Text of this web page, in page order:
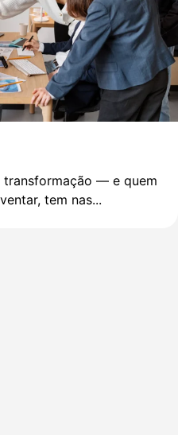
transformação — e quem
tem nas...